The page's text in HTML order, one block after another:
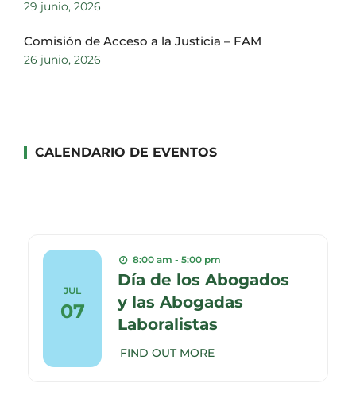
29 junio, 2026
Comisión de Acceso a la Justicia – FAM
26 junio, 2026
CALENDARIO DE EVENTOS
JUL
07
8:00 am - 5:00 pm
Día de los Abogados
y las Abogadas
Laboralistas
FIND OUT MORE